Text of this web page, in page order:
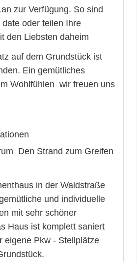
zur Verfügung. So sind
oder teilen Ihre
den Liebsten daheim
auf dem Grundstück ist
Ein gemütliches
Wohlfühlen  wir freuen uns
 Den Strand zum Greifen
in der Waldstraße
und individuelle
mit sehr schöner
Haus ist komplett saniert
eigene Pkw - Stellplätze